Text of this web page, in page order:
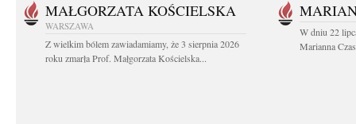
MAŁGORZATA KOŚCIELSKA
WARSZAWA
Z wielkim bólem zawiadamiamy, że 3 sierpnia 2026
roku zmarła Prof. Małgorzata Kościelska...
W dniu 22
Marianna